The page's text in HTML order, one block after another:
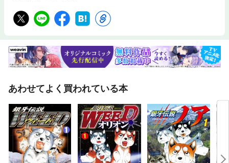
あわせてよく買われている本